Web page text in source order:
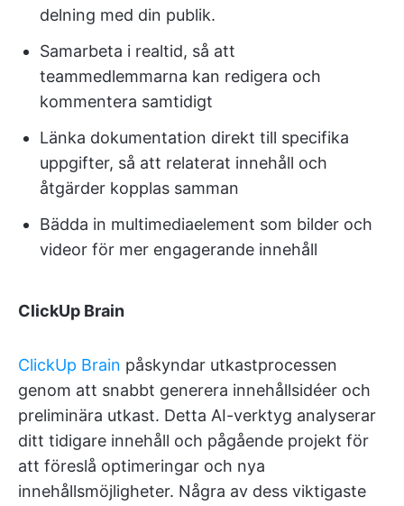
delning med din publik.
Samarbeta i realtid, så att
teammedlemmarna kan redigera och
kommentera samtidigt
Länka dokumentation direkt till specifika
uppgifter, så att relaterat innehåll och
åtgärder kopplas samman
Bädda in multimediaelement som bilder och
videor för mer engagerande innehåll
ClickUp Brain
ClickUp Brain påskyndar utkastprocessen
genom att snabbt generera innehållsidéer och
preliminära utkast. Detta AI-verktyg analyserar
ditt tidigare innehåll och pågående projekt för
att föreslå optimeringar och nya
innehållsmöjligheter. Några av dess viktigaste